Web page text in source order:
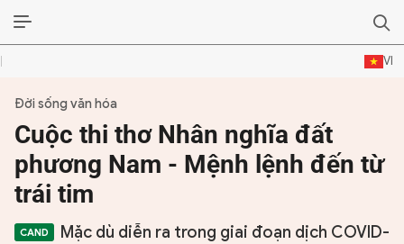
VI
ĐỜI SỐNG VĂN HÓA
TƯ LIỆU VĂN HÓA
LÝ LUẬN
THƠ
Đời sống văn hóa
Cuộc thi thơ Nhân nghĩa đất
phương Nam - Mệnh lệnh đến từ
trái tim
Mặc dù diễn ra trong giai đoạn dịch COVID-